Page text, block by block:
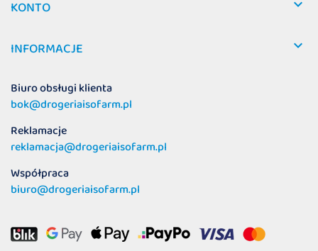
KONTO 
INFORMACJE 
Biuro obsługi klienta
bok@drogeriaisofarm.pl
Reklamacje
reklamacja@drogeriaisofarm.pl
Współpraca
biuro@drogeriaisofarm.pl